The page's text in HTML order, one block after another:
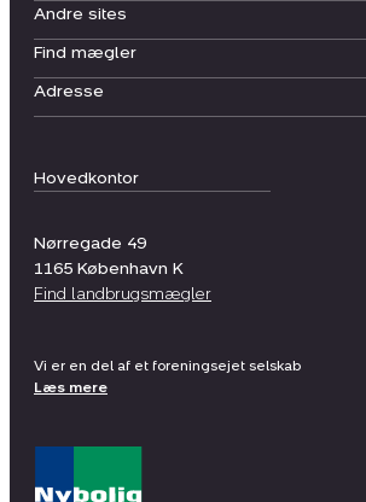
Hovedkontor
Nørregade 49
1165 København K
Find landbrugsmægler
Andre sites
Find mægler
Adresse
Vi er en del af et foreningsejet selskab
Læs mere